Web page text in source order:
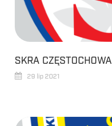
SKRA CZĘSTOCHOWA
29 lip 2021